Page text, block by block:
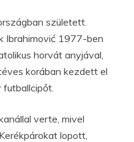
született.
Ibrahimović 1977-ben
horvát anyjával,
korában kezdett el
verte, mivel
lopott,